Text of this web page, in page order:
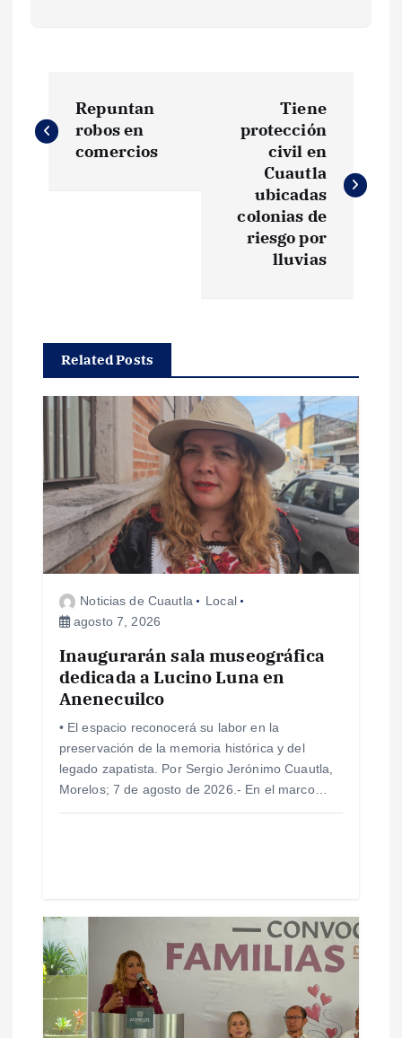
a
c
ó
n
d
e
s
Repuntan
robos en
comercios
Tiene
protección
civil en
Cuautla
ubicadas
colonias de
riesgo por
lluvias
Related Posts
Noticias de Cuautla
Local
agosto 7, 2026
Inaugurarán sala museográfica
dedicada a Lucino Luna en
Anenecuilco
• El espacio reconocerá su labor en la
preservación de la memoria histórica y del
legado zapatista. Por Sergio Jerónimo Cuautla,
Morelos; 7 de agosto de 2026.- En el marco…